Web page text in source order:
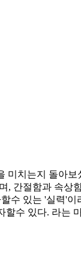
미치는지 돌아
간절함과 속상
수 있는 '실력'
수 있다. 라는